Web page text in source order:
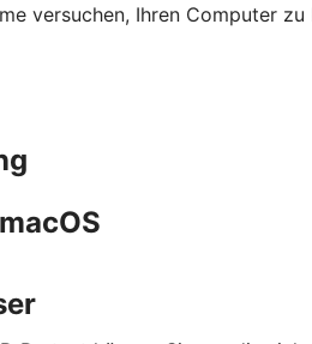
versuchen, Ihren Computer